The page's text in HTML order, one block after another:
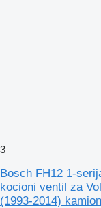
3
Bosch FH12 1-
kocioni ventil za
(1993-2014)